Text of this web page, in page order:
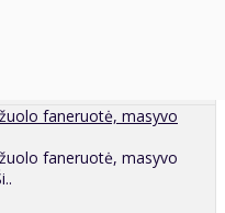
faneruotė, masyvo
faneruotė, masyvo